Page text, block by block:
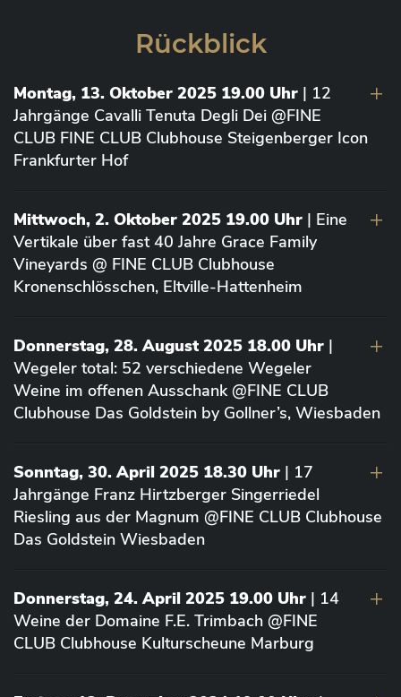
Rückblick
Montag, 13. Oktober 2025 19.00 Uhr | 12
Jahrgänge Cavalli Tenuta Degli Dei @FINE
CLUB FINE CLUB Clubhouse Steigenberger Icon
Frankfurter Hof
Mittwoch, 2. Oktober 2025 19.00 Uhr | Eine
Vertikale über fast 40 Jahre Grace Family
Vineyards @ FINE CLUB Clubhouse
Kronenschlösschen, Eltville-Hattenheim
Donnerstag, 28. August 2025 18.00 Uhr |
Wegeler total: 52 verschiedene Wegeler
Weine im offenen Ausschank @FINE CLUB
Clubhouse Das Goldstein by Gollner’s, Wiesbaden
Sonntag, 30. April 2025 18.30 Uhr | 17
Jahrgänge Franz Hirtzberger Singerriedel
Riesling aus der Magnum @FINE CLUB Clubhouse
Das Goldstein Wiesbaden
Donnerstag, 24. April 2025 19.00 Uhr | 14
Weine der Domaine F.E. Trimbach @FINE
CLUB Clubhouse Kulturscheune Marburg